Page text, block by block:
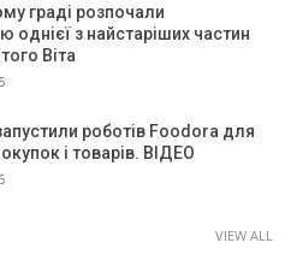
граді розпочали
однієї з найстаріших частин
Віта
роботів Foodora для
і товарів. ВІДЕО
VIEW ALL